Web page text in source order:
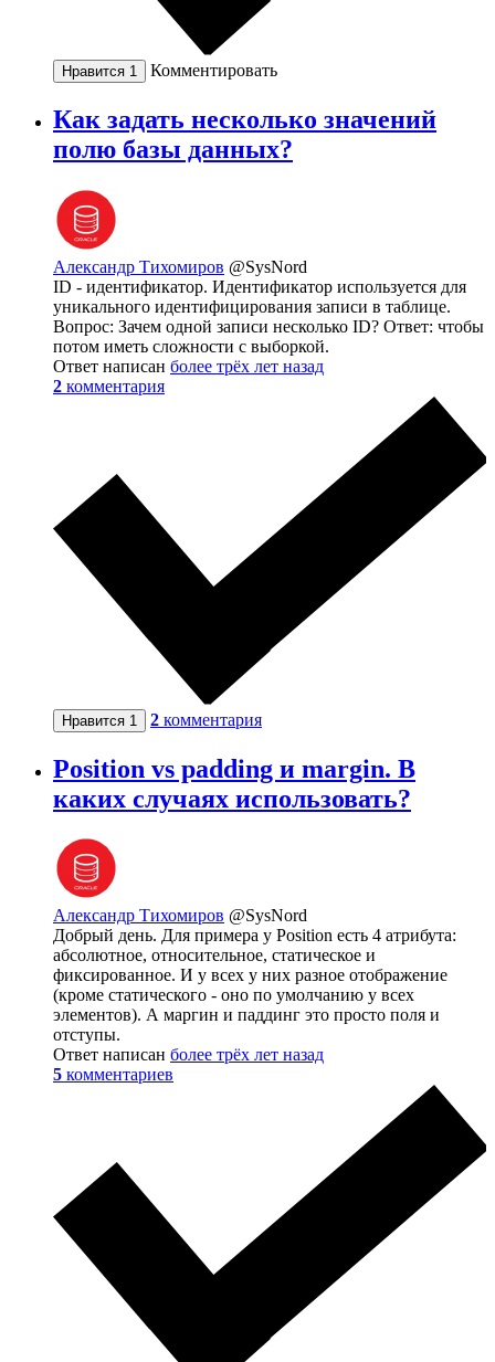
Нравится 1 Комментировать
Как задать несколько значений
полю базы данных?
Александр Тихомиров @SysNord
ID - идентификатор. Идентификатор используется для
уникального идентифицирования записи в таблице.
Вопрос: Зачем одной записи несколько ID? Ответ: чтобы
потом иметь сложности с выборкой.
Ответ написан более трёх лет назад
2 комментария
Нравится 1 2 комментария
Position vs padding и margin. В
каких случаях использовать?
Александр Тихомиров @SysNord
Добрый день. Для примера у Position есть 4 атрибута:
абсолютное, относительное, статическое и
фиксированное. И у всех у них разное отображение
(кроме статического - оно по умолчанию у всех
элементов). А маргин и паддинг это просто поля и
отступы.
Ответ написан более трёх лет назад
5 комментариев